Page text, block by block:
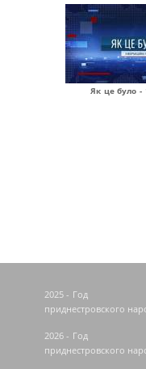
Як це було -
2025 - Год
приднестровского
2026 - Год
приднестровского